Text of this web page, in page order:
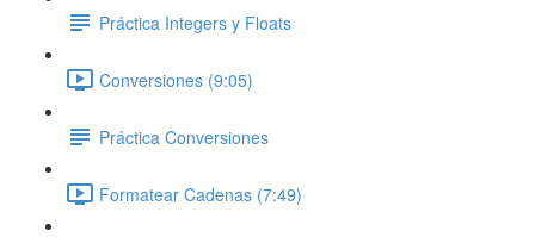
Práctica Integers y Floats
Conversiones (9:05)
Práctica Conversiones
Formatear Cadenas (7:49)